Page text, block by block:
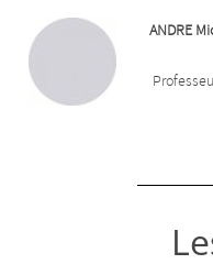
ANDRE